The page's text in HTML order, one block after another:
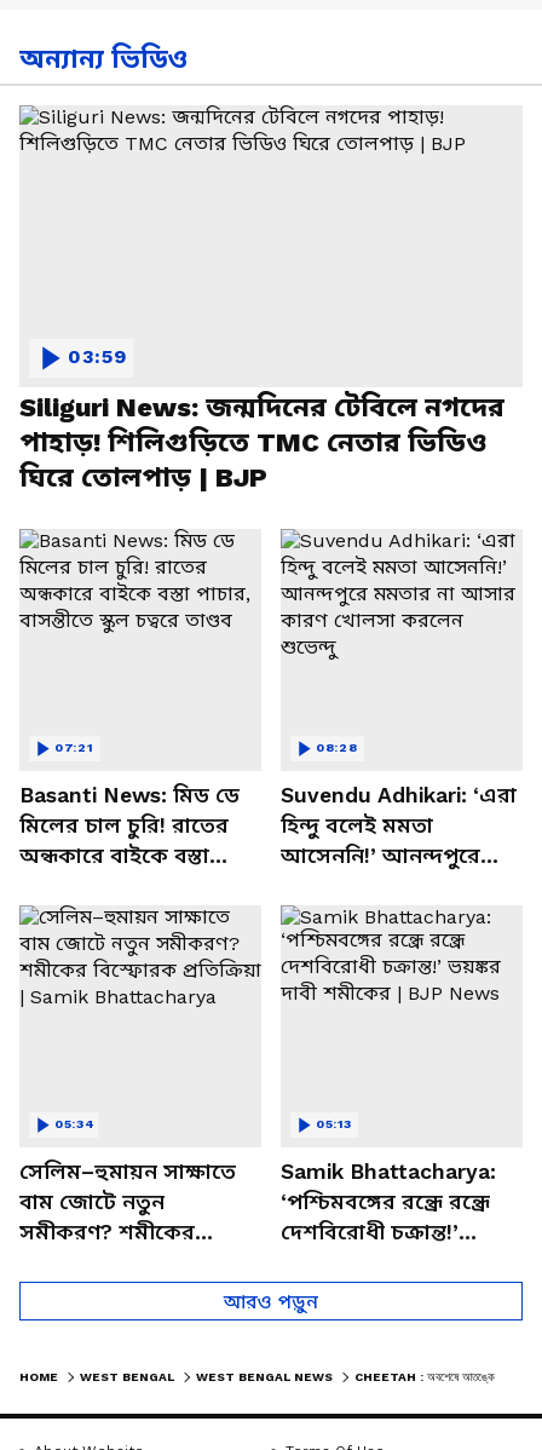
অন্যান্য ভিডিও
Siliguri News: জন্মদিনের টেবিলে নগদের
পাহাড়! শিলিগুড়িতে TMC নেতার ভিডিও
ঘিরে তোলপাড় | BJP
03:59
Basanti News: মিড ডে
মিলের চাল চুরি! রাতের
অন্ধকারে বাইকে বস্তা
চত্বরে তাণ্ডব
07:21
Suvendu Adhikari: ‘এরা
হিন্দু বলেই মমতা
আসেননি!’ আনন্দপুরে
খোলসা করলেন শুভেন্দু
08:28
সেলিম–হুমায়ন সাক্ষাতে
বাম জোটে নতুন
সমীকরণ? শমীকের
Samik Bhattacharya
05:34
Samik Bhattacharya:
‘পশ্চিমবঙ্গের রন্ধ্রে রন্ধ্রে
দেশবিরোধী চক্রান্ত!’
BJP News
05:13
আরও পড়ুন
HOME WEST BENGAL WEST BENGAL NEWS